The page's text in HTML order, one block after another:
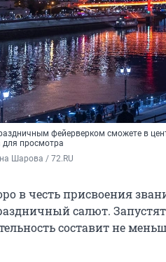
фейерверком сможете в
для просмотра
Шарова / 72.RU
в честь присвоения
салют. Запустят
составит не